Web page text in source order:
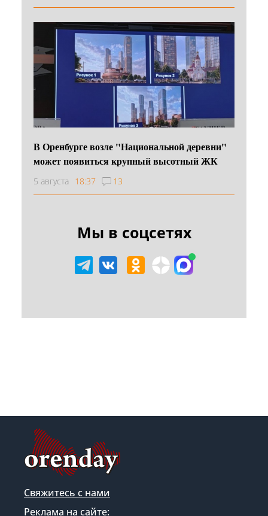
В Оренбурге возле "Национальной деревни"
может появиться крупный высотный ЖК
5 августа 18:37 13
Мы в соцсетях
Свяжитесь с нами
Реклама на сайте: